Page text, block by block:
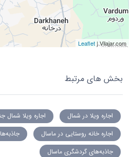
Leaflet | Vilajar.com
بخش های مرتبط
اجاره ویلا در شمال
اجاره ویلا شمال
اجاره خانه روستایی در ماسال
جاذبه‌های گردشگری ماسال